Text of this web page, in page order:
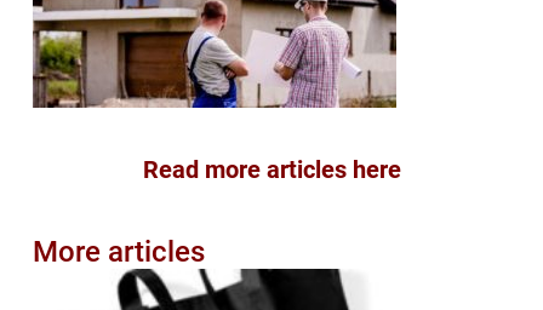
Read more articles here
More articles